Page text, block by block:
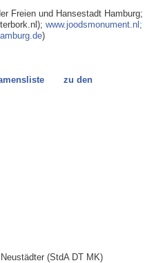
Freien und Hansestadt Hamburg;
www.joodsmonument.nl;
)
zu den
(StdA DT MK)